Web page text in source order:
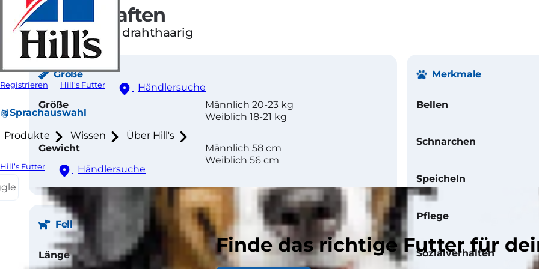
Registrieren Hill’s Futter Händlersuche
Sprachauswahl
Produkte Wissen Über Hill's
Hill’s Futter
Händlersuche
Finde das richtige Futter für
Eigenschaften
Doppeltes Fell, drahthaarig
Größe
Größe
Männlich 20-23 kg
Weiblich 18-21 kg
Gewicht
Männlich 58 cm
Weiblich 56 cm
Fell
Länge Mittel
Merkmale
Bellen
Schnarchen
Speicheln
Pflege
Sozialverhalten